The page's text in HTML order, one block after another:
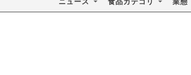
ニュース 食品カテゴリ 業態